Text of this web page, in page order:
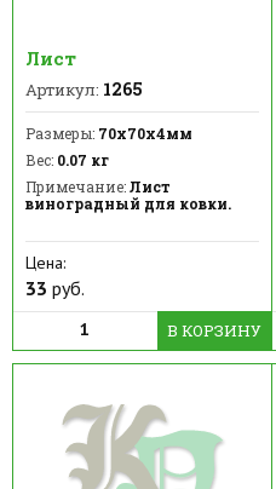
Лист
Артикул: 1265
Размеры: 70х70х4мм
Вес: 0.07 кг
Примечание:Лист
виноградный для ковки.
Цена:
33 руб.
В КОРЗИНУ